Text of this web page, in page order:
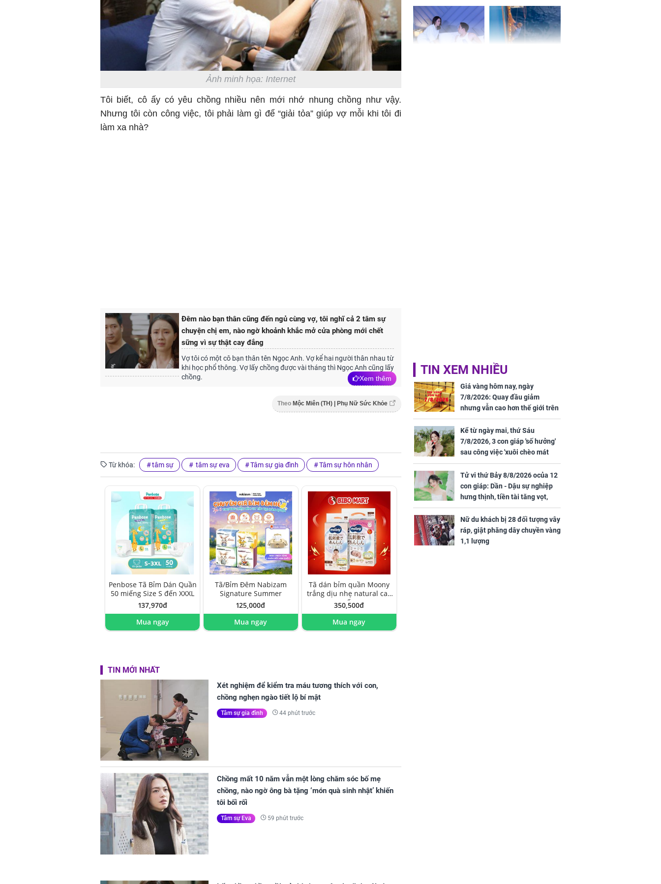
Ảnh minh họa: Internet
Tôi biết, cô ấy có yêu chồng nhiều nên mới nhớ nhung chồng như vậy.
Nhưng tôi còn công việc, tôi phải làm gì để “giải tỏa” giúp vợ mỗi khi tôi đi
làm xa nhà?
Đêm nào bạn thân cũng đến ngủ cùng vợ, tôi nghĩ cả 2 tâm sự
chuyện chị em, nào ngờ khoảnh khắc mở cửa phòng mới chết
sững vì sự thật cay đắng
Vợ tôi có một cô bạn thân tên Ngọc Anh. Vợ kể hai người thân nhau từ
khi học phổ thông. Vợ lấy chồng được vài tháng thì Ngọc Anh cũng lấy
chồng.
Xem thêm
Theo Mộc Miên (TH) | Phụ Nữ Sức Khỏe
Từ khóa: tâm sự tâm sự eva Tâm sự gia đình Tâm sự hôn nhân
Penbose Tã Bỉm Dán Quần
50 miếng Size S đến XXXL
137,970đ
Mua ngay
Tã/Bỉm Đêm Nabizam
Signature Summer
125,000đ
Mua ngay
Tã dán bỉm quần Moony
trắng dịu nhẹ natural cao
cấp
350,500đ
Mua ngay
TIN MỚI NHẤT
Xét nghiệm để kiểm tra máu tương thích với con,
chồng nghẹn ngào tiết lộ bí mật
Tâm sự gia đình 44 phút trước
Chồng mất 10 năm vẫn một lòng chăm sóc bố mẹ
chồng, nào ngờ ông bà tặng ‘món quà sinh nhật’ khiến
tôi bối rối
Tâm sự Eva 59 phút trước
đón lộc ấm no, tình
tiền viên mãn
TIN XEM NHIỀU
Giá vàng hôm nay, ngày
7/8/2026: Quay đầu giảm
nhưng vẫn cao hơn thế giới trên
7 triệu đồng
Kể từ ngày mai, thứ Sáu
7/8/2026, 3 con giáp 'số hưởng'
sau công việc 'xuôi chèo mát
mái', tiền tài 'thu về như nước',
tình duyên viên mãn
Tử vi thứ Bảy 8/8/2026 ocủa 12
con giáp: Dần - Dậu sự nghiệp
hưng thịnh, tiền tài tăng vọt,
Mão - Thân công việc bất trắc,
tiền mất tật mang
Nữ du khách bị 28 đối tượng vây
ráp, giật phăng dây chuyền vàng
1,1 lượng